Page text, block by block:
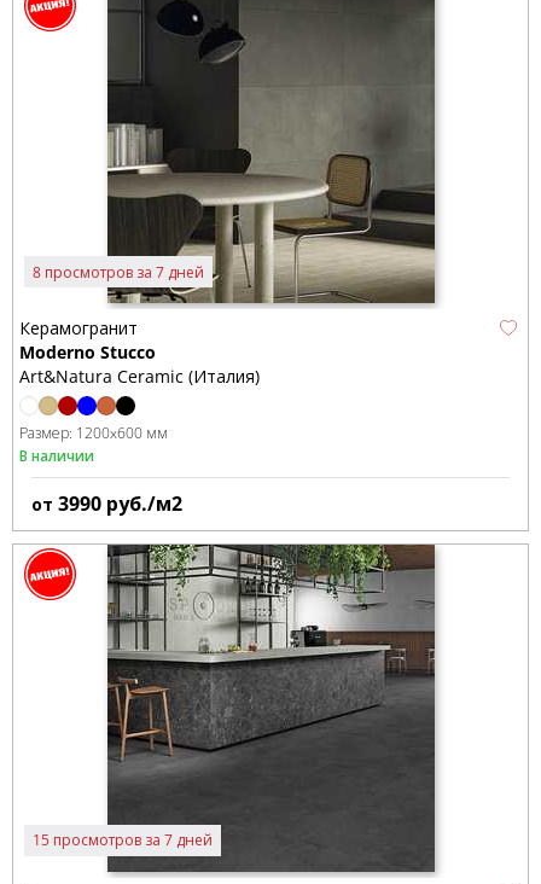
8 просмотров за 7 дней
Керамогранит
Moderno Stucco
Art&Natura Ceramic (Италия)
Размер: 1200x600 мм
В наличии
от 3990 руб./м2
15 просмотров за 7 дней